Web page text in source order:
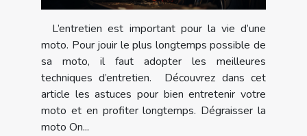
L’entretien est important pour la vie d’une
moto. Pour jouir le plus longtemps possible de
sa moto, il faut adopter les meilleures
techniques d’entretien. Découvrez dans cet
article les astuces pour bien entretenir votre
moto et en profiter longtemps. Dégraisser la
moto On...